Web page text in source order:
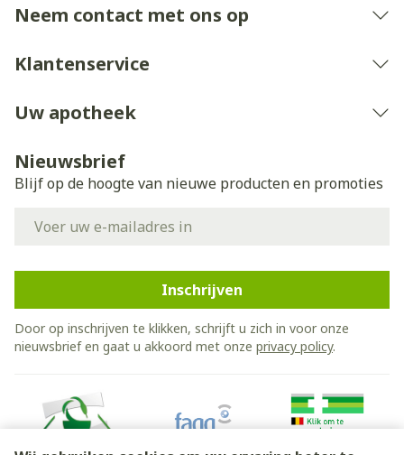
Neem contact met ons op
Klantenservice
Uw apotheek
Nieuwsbrief
Blijf op de hoogte van nieuwe producten en promoties
Inschrijven
Door op inschrijven te klikken, schrijft u zich in voor onze
nieuwsbrief en gaat u akkoord met onze privacy policy.